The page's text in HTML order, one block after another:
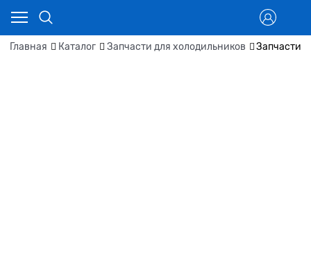
Главная Каталог Запчасти для холодильников Запчасти